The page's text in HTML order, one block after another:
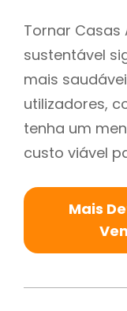
Tornar Casas
sustentável
mais
utilizadores,
tenha um
custo viável
Mais